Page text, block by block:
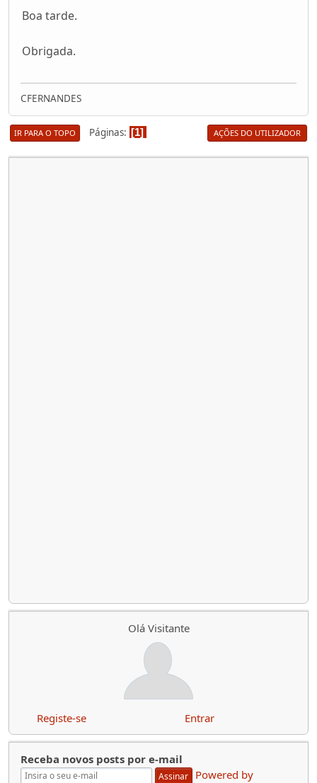
Boa tarde.
Obrigada.
CFERNANDES
IR PARA O TOPO Páginas 1 AÇÕES DO UTILIZADOR
Olá Visitante
Registe-se Entrar
Receba novos posts por e-mail
Assinar Powered by